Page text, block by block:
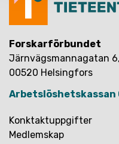
Forskarförbundet
Järnvägsmannagatan 6,
00520 Helsingfors
Arbetslöshetskassan
Konktaktuppgifter
Medlemskap